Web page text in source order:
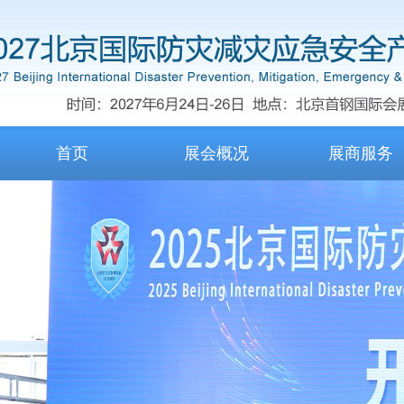
首页 展会概况 展商服务